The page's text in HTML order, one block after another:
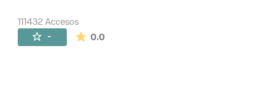
111432 Accesos
- 0.0La valoración media es de 0 estrellas de